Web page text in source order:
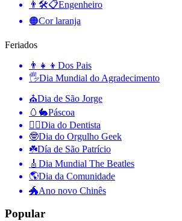
👨🛠📋Engenheiro
🟠Cor laranja
Feriados
👨‍👧‍👦 Dos Pais
🖐Dia Mundial do Agradecimento
⛪️Dia de São Jorge
🥚🐇Páscoa
👨‍⚕️Dia do Dentista
🤓Dia do Orgulho Geek
☘️Día de São Patrício
🎸 Dia Mundial The Beatles
🌎Dia da Comunidade
🐲Ano novo Chinês
Popular